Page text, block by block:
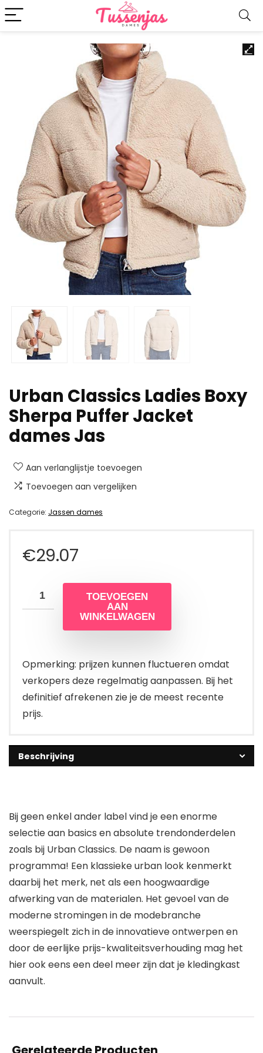
Urban Classics Ladies Boxy
Sherpa Puffer Jacket
dames Jas
Aan verlanglijstje toevoegen
Toevoegen aan vergelijken
Categorie: Jassen dames
€29.07
TOEVOEGEN
AAN
WINKELWAGEN
Opmerking: prijzen kunnen fluctueren omdat
verkopers deze regelmatig aanpassen. Bij het
definitief afrekenen zie je de meest recente
prijs.
Beschrijving
Bij geen enkel ander label vind je een enorme
selectie aan basics en absolute trendonderdelen
zoals bij Urban Classics. De naam is gewoon
programma! Een klassieke urban look kenmerkt
daarbij het merk, net als een hoogwaardige
afwerking van de materialen. Het gevoel van de
moderne stromingen in de modebranche
weerspiegelt zich in de innovatieve ontwerpen en
door de eerlijke prijs-kwaliteitsverhouding mag het
hier ook eens een deel meer zijn dat je kledingkast
aanvult.